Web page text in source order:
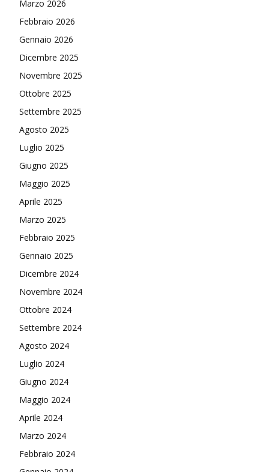
Marzo 2026
Febbraio 2026
Gennaio 2026
Dicembre 2025
Novembre 2025
Ottobre 2025
Settembre 2025
Agosto 2025
Luglio 2025
Giugno 2025
Maggio 2025
Aprile 2025
Marzo 2025
Febbraio 2025
Gennaio 2025
Dicembre 2024
Novembre 2024
Ottobre 2024
Settembre 2024
Agosto 2024
Luglio 2024
Giugno 2024
Maggio 2024
Aprile 2024
Marzo 2024
Febbraio 2024